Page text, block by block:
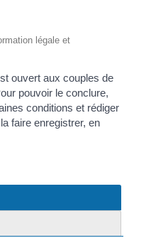
légale et
ouvert aux couples de
pouvoir le conclure,
conditions et rédiger
faire enregistrer, en